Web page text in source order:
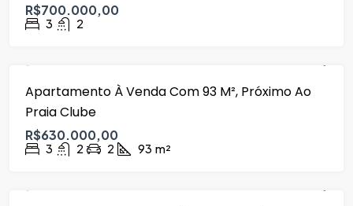
R$700.000,00
3 2
VENDA
Apartamento À Venda Com 93 M², Próximo Ao
Praia Clube
R$630.000,00
3 2 2 93 m²